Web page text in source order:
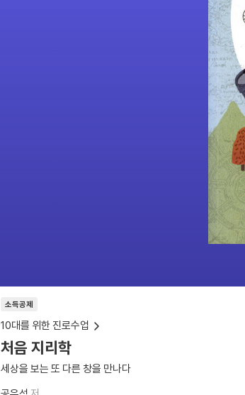
소득공제
10대를 위한 진로수업
처음 지리학
세상을 보는 또 다른 창을 만나다